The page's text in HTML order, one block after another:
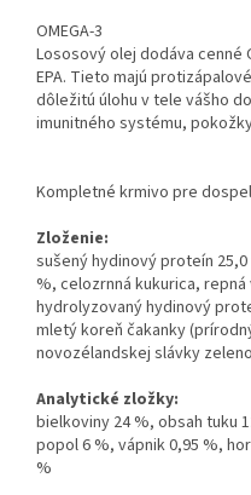
OMEGA-3
Lososový olej dodáva cenné
EPA. Tieto majú
dôležitú úlohu v tele vášho
imunitného systému,
Kompletné krmivo pre
Zloženie:
sušený hydinový proteín
%, celozrnná kukurica,
hydrolyzovaný hydinový
mletý koreň čakanky
novozélandskej slávky
Analytické zložky:
bielkoviny 24 %, obsah tuku
popol 6 %, vápnik 0,95 %,
%